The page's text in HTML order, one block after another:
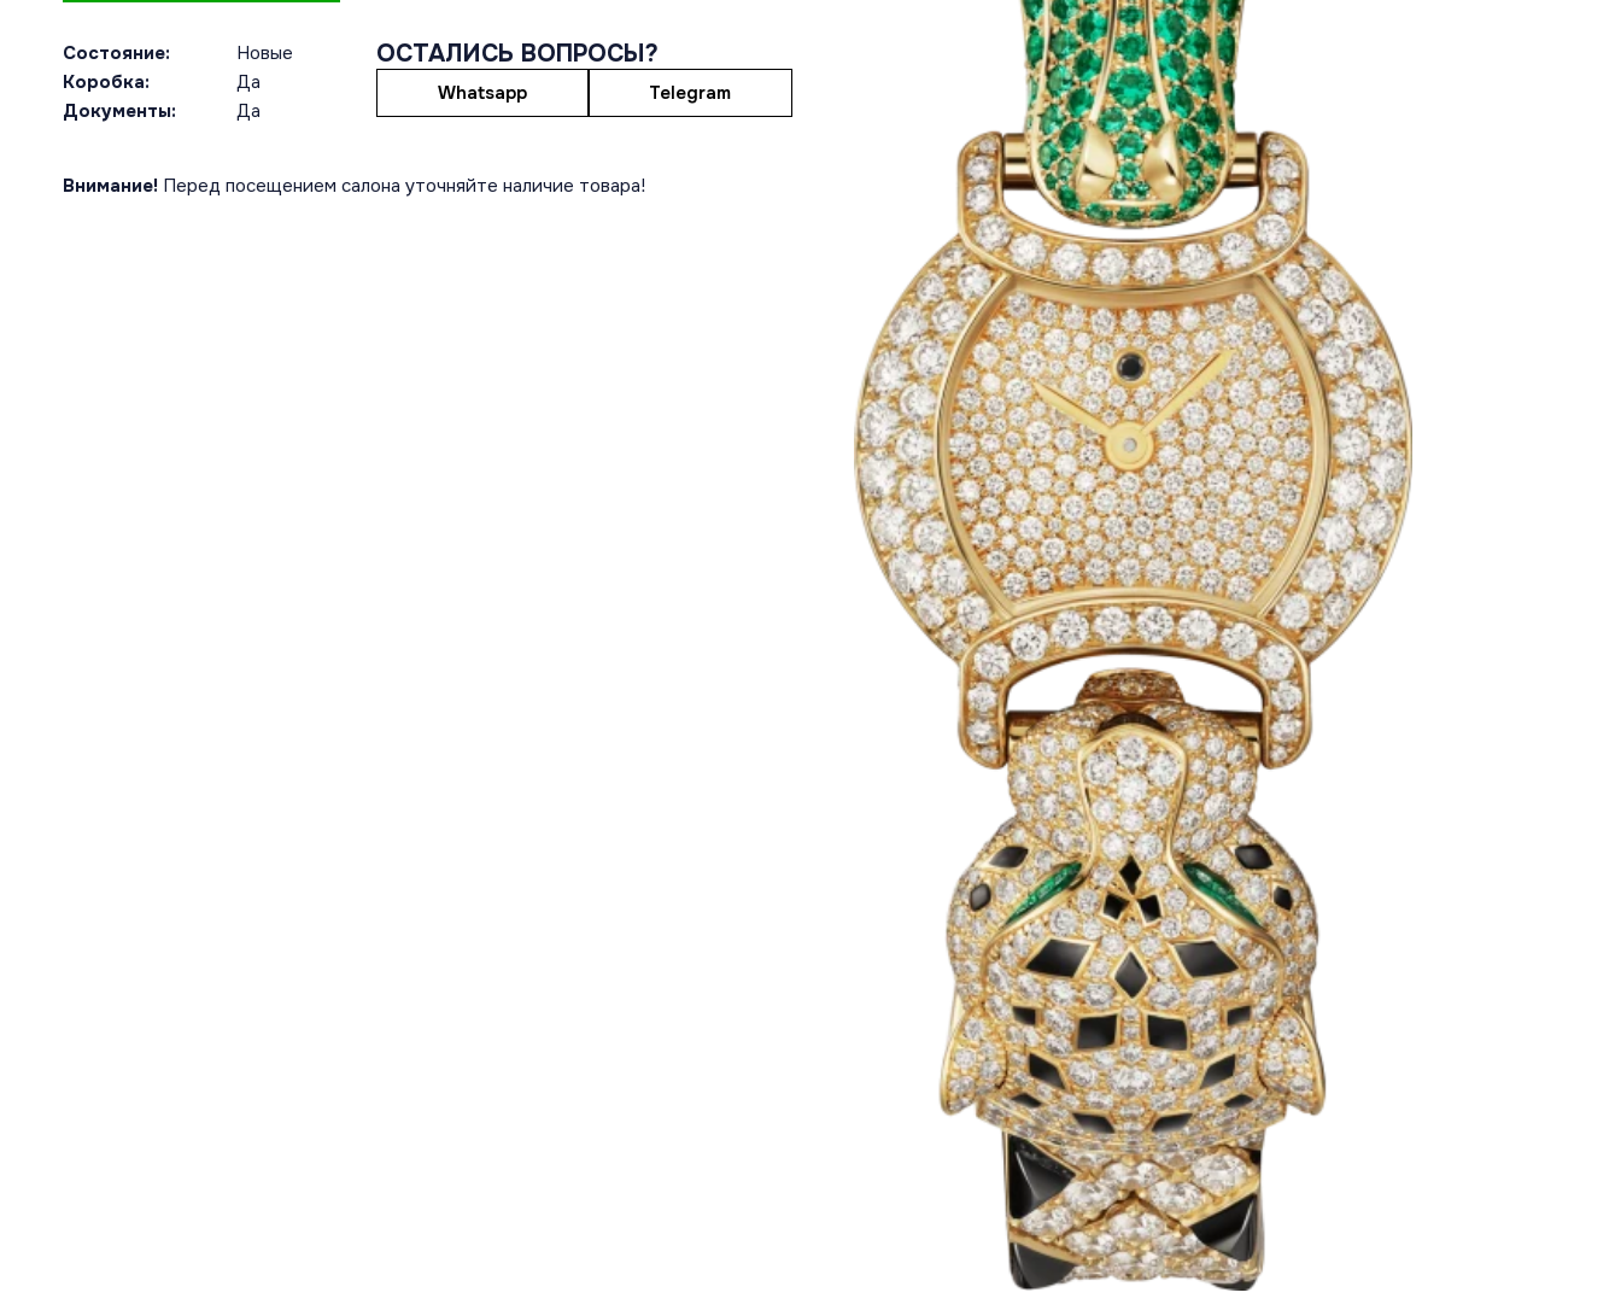
Состояние:
Новые
Коробка:
Да
Документы:
Да
ОСТАЛИСЬ ВОПРОСЫ?
Whatsapp Telegram
Внимание! Перед посещением салона уточняйте наличие товара!